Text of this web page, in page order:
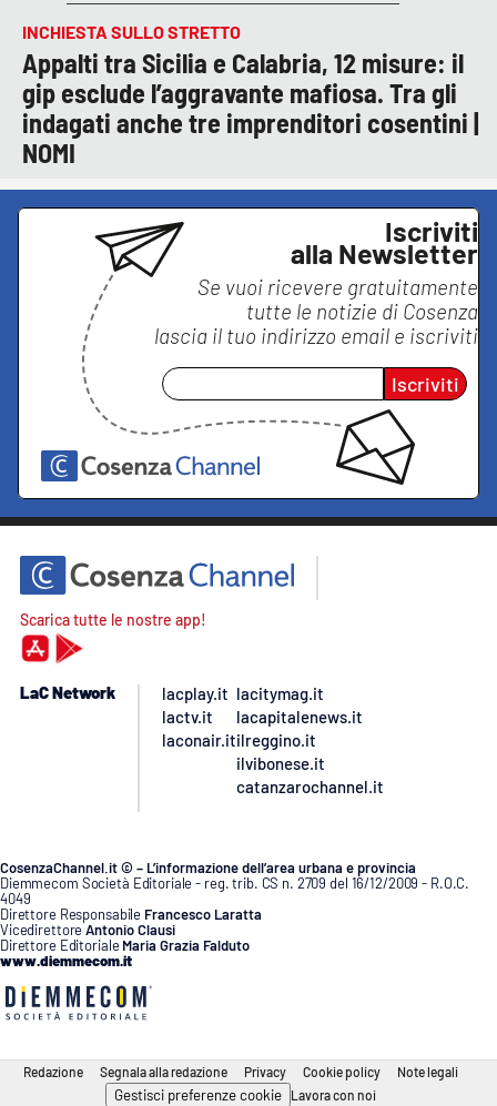
INCHIESTA SULLO STRETTO
Appalti tra Sicilia e Calabria, 12 misure: il
gip esclude l’aggravante mafiosa. Tra gli
indagati anche tre imprenditori cosentini |
NOMI
Iscriviti
alla Newsletter
Se vuoi ricevere gratuitamente
tutte le notizie di Cosenza
lascia il tuo indirizzo email e iscriviti
Iscriviti
Scarica tutte le nostre app!
LaC Network
lacplay.it
lactv.it
laconair.it
lacitymag.it
lacapitalenews.it
ilreggino.it
ilvibonese.it
catanzarochannel.it
CosenzaChannel.it © – L’informazione dell’area urbana e provincia
Diemmecom Società Editoriale - reg. trib. CS n. 2709 del 16/12/2009 - R.O.C.
4049
Direttore Responsabile Francesco Laratta
VicedirettoreAntonio Clausi
Direttore Editoriale Maria Grazia Falduto
www.diemmecom.it
Redazione Segnala alla redazione Privacy Cookie policy Note legali
Gestisci preferenze cookie Lavora con noi